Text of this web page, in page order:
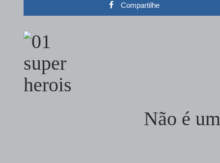
Compartilhe
Não é